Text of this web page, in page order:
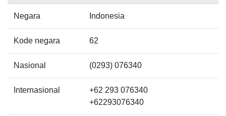
Negara Indonesia
Kode negara 62
Nasional (0293) 076340
Internasional
+62 293 076340
+62293076340